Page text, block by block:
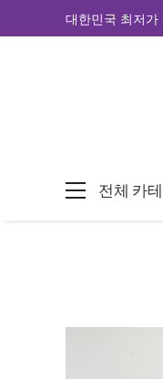
대한민국 최저
전체 카